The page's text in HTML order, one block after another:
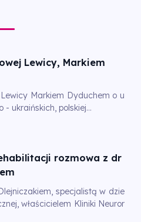
Lewicy, Markiem
Markiem Dyduchem o u
ukraińskich, polskiej...
rozmowa z dr
specjalistą w dzie
właścicielem Kliniki Neuror